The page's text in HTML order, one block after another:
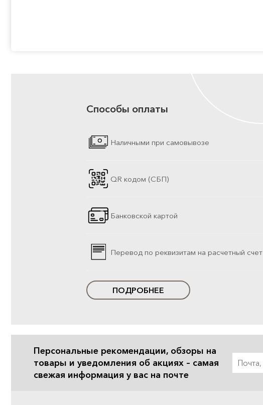
Способы оплаты
Наличными при самовывозе
QR кодом (СБП)
Банковской картой
Перевод по реквизитам на расчетный счет
ПОДРОБНЕЕ
Персональные рекомендации, обзоры на
товары и уведомления об акциях – самая
свежая информация у вас на почте